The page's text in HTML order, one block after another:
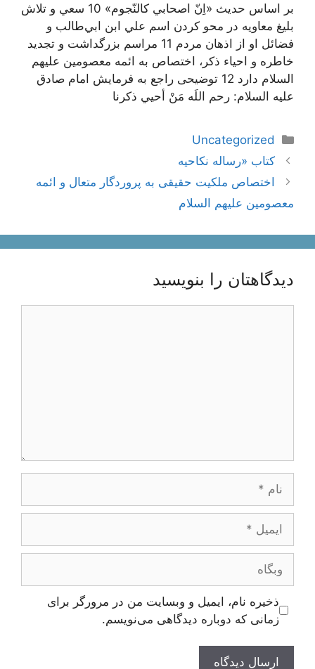
بر اساس حديث «اِنّ اصحابي كالنّجوم» 10 سعي و تلاش
بليغ معاويه در محو كردن اسم علي ابن ابي‌طالب و
فضائل او از اذهان مردم 11 مراسم بزرگداشت و تجديد
خاطره و احياء ذكر، اختصاص به ائمه معصومين عليهم
السلام دارد 12 توضيحی راجع به فرمايش امام صادق
عليه السلام: رحم اللَه مَنْ أحيي ذكرنا
دسته‌ها
Uncategorized
ناوبری
نوشته‌ها
کتاب «رساله نکاحیه
اختصاص ملكیت حقیقى به پروردگار متعال و ائمه
معصومین علیهم السلام‏
دیدگاهتان را بنویسید
وبگاه
ذخیره نام، ایمیل و وبسایت من در مرورگر برای
زمانی که دوباره دیدگاهی می‌نویسم.